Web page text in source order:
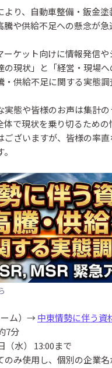
り、自動車整備・鈑金
や供給不足への懸念が急
ーケット向けに情報発信
の現状」と「経営・現場
供給不足に関する実態調
実態や皆様のお声は集計
で現状を乗り切るための
ございますが、皆様の率
ーム）→中東情勢に伴う資
7分
（水） 13:00まで
み使用し、個別の企業